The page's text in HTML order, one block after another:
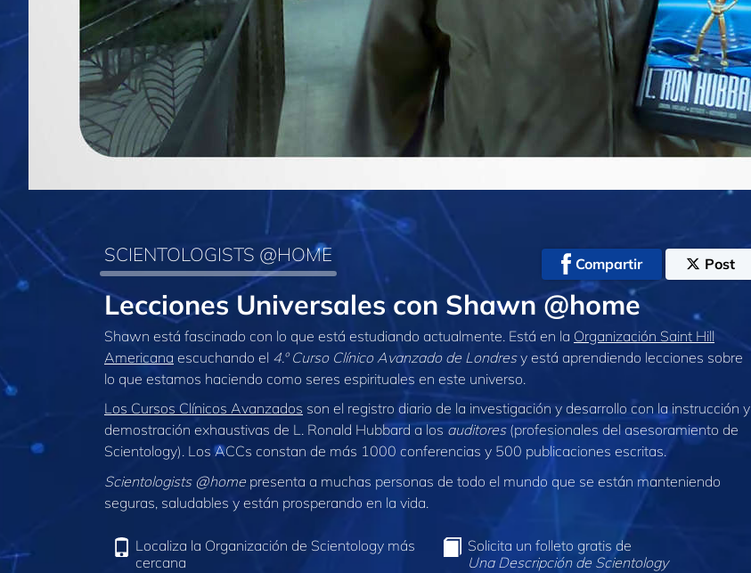
Video
SCIENTOLOGISTS @HOME Compartir Post
Lecciones Universales con Shawn @home
Shawn está fascinado con lo que está estudiando actualmente. Está en la Organización Saint Hill
Americana escuchando el 4.º Curso Clínico Avanzado de Londresy está aprendiendo lecciones sobre
lo que estamos haciendo como seres espirituales en este universo.
Los Cursos Clínicos Avanzados son el registro diario de la investigación y desarrollo con la instrucción y
demostración exhaustivas de L. Ronald Hubbard a losauditores(profesionales del asesoramiento de
Scientology). Los ACCs constan de más 1000 conferencias y 500 publicaciones escritas.
Scientologists @homepresenta a muchas personas de todo el mundo que se están manteniendo
seguras, saludables y están prosperando en la vida.
Localiza la Organización de Scientology más
cercana
Solicita un folleto gratis de
Una Descripción de Scientology